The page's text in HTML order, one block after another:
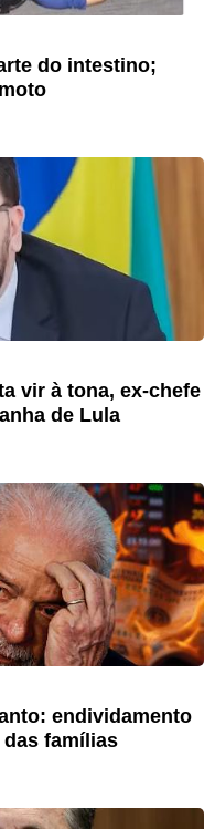
do intestino;
vir à tona, ex-chefe
de Lula
endividamento
das famílias